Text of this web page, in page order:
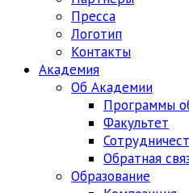
Пресса
Логотип
Контакты
Академия
Об Академии
Программы
Факультет
Обратная
Образование